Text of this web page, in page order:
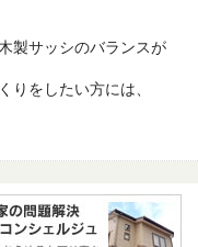
製サッシのバランスが
りをしたい方には、